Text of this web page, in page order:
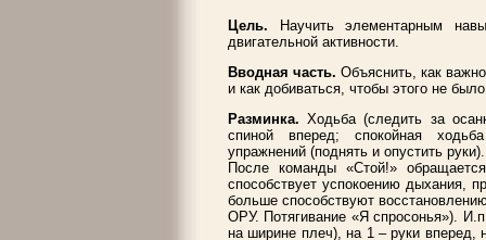
Цель. Научить элементарным
двигательной активности.
Вводная часть. Объяснить, как
и как добиваться, чтобы этого не
Разминка. Ходьба (следить за
спиной вперед; спокойная
упражнений (поднять и опустить руки).
После команды «Стой!»
способствует успокоению дыхания,
больше способствуют
ОРУ. Потягивание «Я спросонья»).
на ширине плеч), на 1 – руки вперед,